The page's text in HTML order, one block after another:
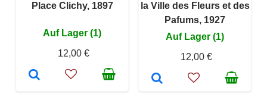
Place Clichy, 1897
Auf Lager (1)
12,00 €
la Ville des Fleurs et des
Pafums, 1927
Auf Lager (1)
12,00 €